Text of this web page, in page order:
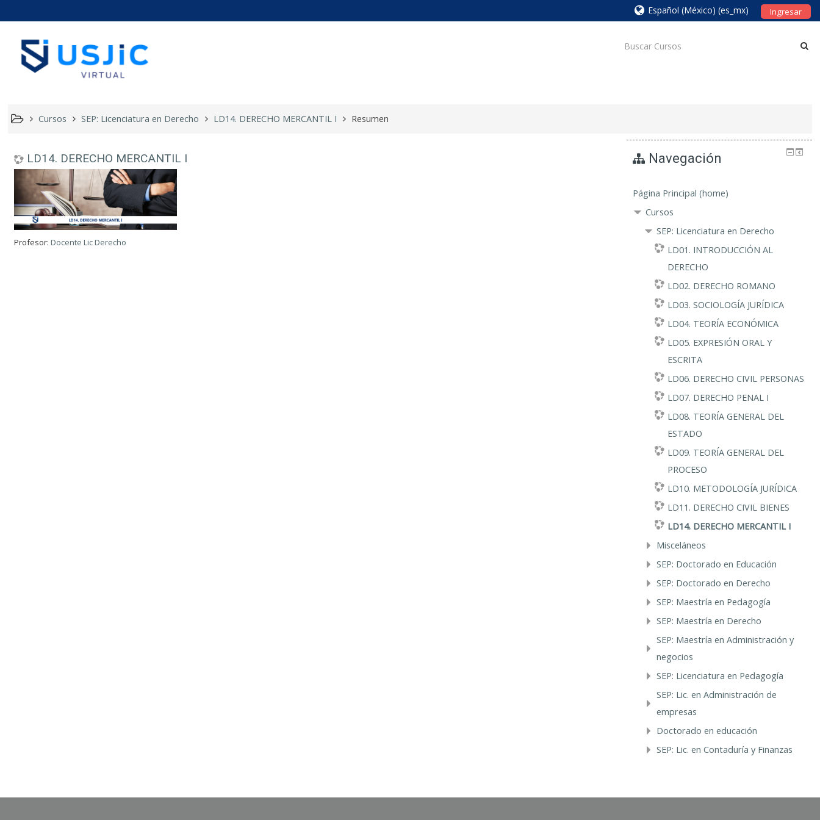
Ingresar
Español (México) ‎(es_mx)‎
Cursos SEP: Licenciatura en Derecho LD14. DERECHO MERCANTIL I Resumen
LD14. DERECHO MERCANTIL I
Profesor:Docente Lic Derecho
Navegación
Página Principal (home)
Cursos
SEP: Licenciatura en Derecho
LD01. INTRODUCCIÓN AL
DERECHO
LD02. DERECHO ROMANO
LD03. SOCIOLOGÍA JURÍDICA
LD04. TEORÍA ECONÓMICA
LD05. EXPRESIÓN ORAL Y
ESCRITA
LD06. DERECHO CIVIL PERSONAS
LD07. DERECHO PENAL I
LD08. TEORÍA GENERAL DEL
ESTADO
LD09. TEORÍA GENERAL DEL
PROCESO
LD10. METODOLOGÍA JURÍDICA
LD11. DERECHO CIVIL BIENES
LD14. DERECHO MERCANTIL I
Misceláneos
SEP: Doctorado en Educación
SEP: Doctorado en Derecho
SEP: Maestría en Pedagogía
SEP: Maestría en Derecho
SEP: Maestría en Administración y
negocios
SEP: Licenciatura en Pedagogía
SEP: Lic. en Administración de
empresas
Doctorado en educación
SEP: Lic. en Contaduría y Finanzas